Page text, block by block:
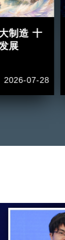
制造 十
展
2026-07-28